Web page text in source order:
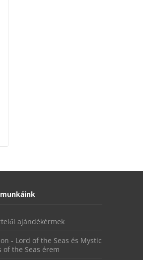
ajándékérmek
- Lord of the Seas és Mystic
of the Seas érem